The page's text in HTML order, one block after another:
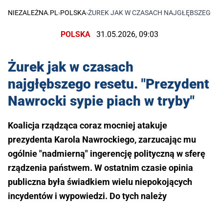
NIEZALEŻNA.PL ›POLSKA›ŻUREK JAK W CZASACH NAJGŁĘBSZEGO
POLSKA 31.05.2026, 09:03
Żurek jak w czasach
najgłębszego resetu. "Prezydent
Nawrocki sypie piach w tryby"
Koalicja rządząca coraz mocniej atakuje
prezydenta Karola Nawrockiego, zarzucając mu
ogólnie "nadmierną" ingerencję polityczną w sferę
rządzenia państwem. W ostatnim czasie opinia
publiczna była świadkiem wielu niepokojących
incydentów i wypowiedzi. Do tych należy